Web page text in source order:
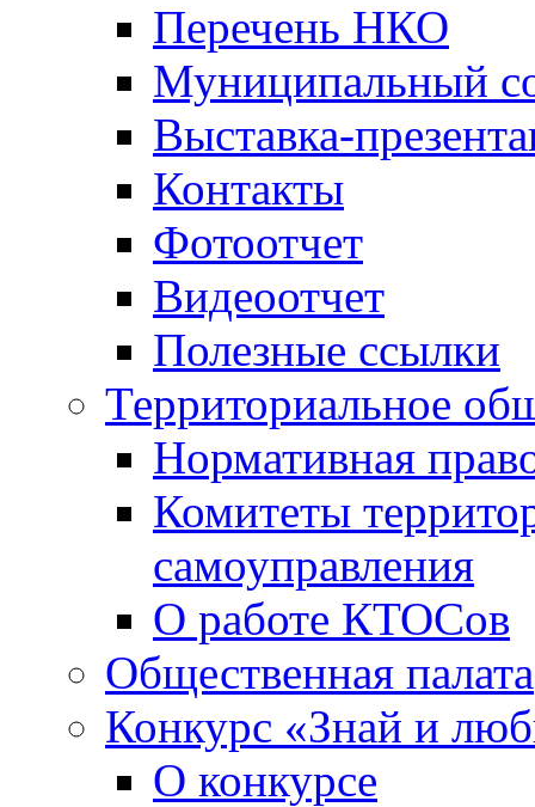
Перечень НКО
Муниципальный
Выставка-
Контакты
Фотоотчет
Видеоотчет
Полезные ссылки
Территориальное
Нормативная
Комитеты
самоуправления
О работе КТОСов
Общественная палата
Конкурс «Знай и
О конкурсе